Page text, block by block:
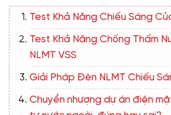
Test Khả Năng Chiếu Sáng
Test Khả Năng Chống Thấm
NLMT VSS
Giải Pháp Đèn NLMT Chiếu
Chuyển nhượng dự án điện